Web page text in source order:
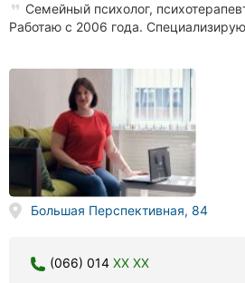
Семейный психолог,
Работаю с 2006 года.
Большая Перспективная, 84
(066) 014 XX XX